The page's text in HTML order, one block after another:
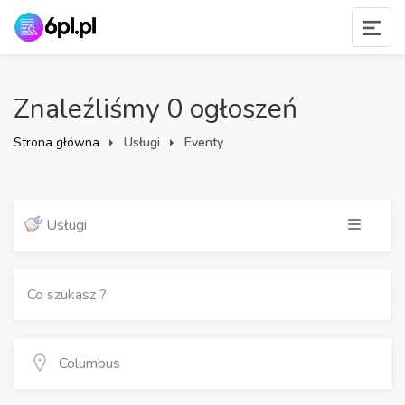
Znaleźliśmy 0 ogłoszeń
Strona główna Usługi Eventy
Usługi